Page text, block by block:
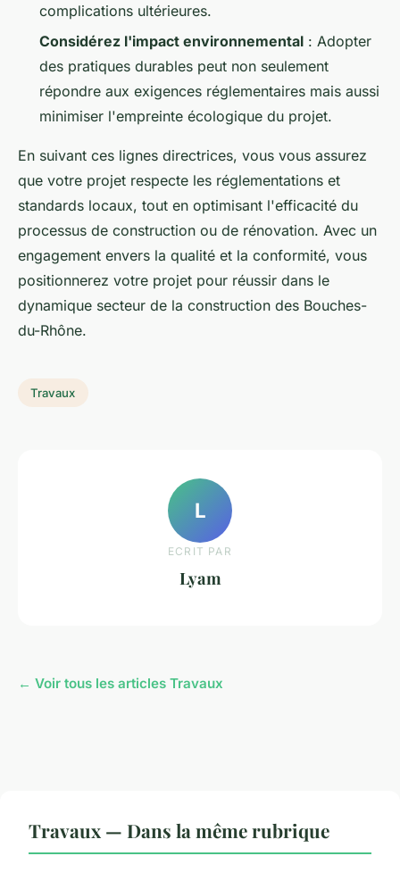
complications ultérieures.
Considérez l'impact environnemental : Adopter
des pratiques durables peut non seulement
répondre aux exigences réglementaires mais aussi
minimiser l'empreinte écologique du projet.
En suivant ces lignes directrices, vous vous assurez
que votre projet respecte les réglementations et
standards locaux, tout en optimisant l'efficacité du
processus de construction ou de rénovation. Avec un
engagement envers la qualité et la conformité, vous
positionnerez votre projet pour réussir dans le
dynamique secteur de la construction des Bouches-
du-Rhône.
Travaux
L
ECRIT PAR
Lyam
← Voir tous les articles Travaux
Travaux — Dans la même rubrique